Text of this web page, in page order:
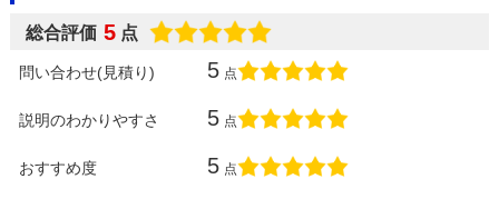
総合評価 5 点
問い合わせ(見積り) 5 点
説明のわかりやすさ 5 点
おすすめ度 5 点